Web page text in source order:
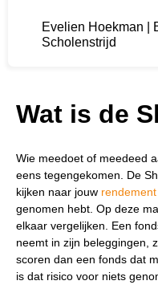
Evelien Hoekman |
Scholenstrijd
Wat is de
Wie meedoet of meedeed
eens tegengekomen. De
kijken naar jouw rendement
genomen hebt. Op deze
elkaar vergelijken. Een
neemt in zijn beleggingen,
scoren dan een fonds dat
is dat risico voor niets